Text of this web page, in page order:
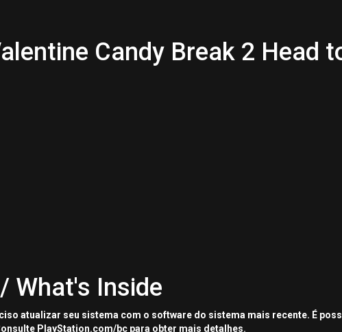
Candy Break 2 Head
What's Inside
atualizar seu sistema com o software do sistema mais recente. É
PlayStation.com/bc para obter mais detalhes.